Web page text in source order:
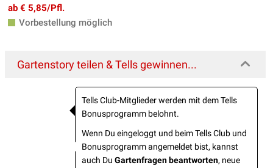
ab € 5,85/Pfl.
Vorbestellung möglich
Gartenstory teilen & Tells gewinnen...
Tells Club-Mitglieder werden mit dem Tells
Bonusprogramm belohnt.
Wenn Du eingeloggt und beim Tells Club und
Bonusprogramm angemeldet bist, kannst
auch Du Gartenfragen beantworten, neue